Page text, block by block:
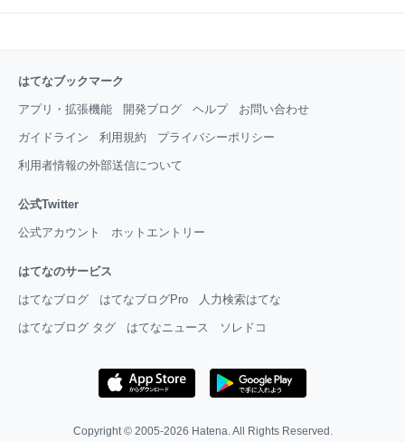
はてなブックマーク
アプリ・拡張機能 開発ブログ ヘルプ お問い合わせ
ガイドライン 利用規約 プライバシーポリシー
利用者情報の外部送信について
公式Twitter
公式アカウント ホットエントリー
はてなのサービス
はてなブログ はてなブログPro 人力検索はてな
はてなブログ タグ はてなニュース ソレドコ
Copyright © 2005-2026 Hatena. All Rights Reserved.